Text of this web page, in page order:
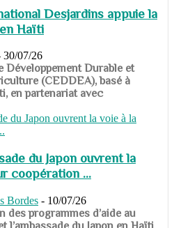
Desjardins appuie la
Haïti
30/07/26
Durable et
(CEDDEA), basé à
en partenariat avec
du Japon ouvrent la
coopération ...
Bordes - 10/07/26
des programmes d’aide au